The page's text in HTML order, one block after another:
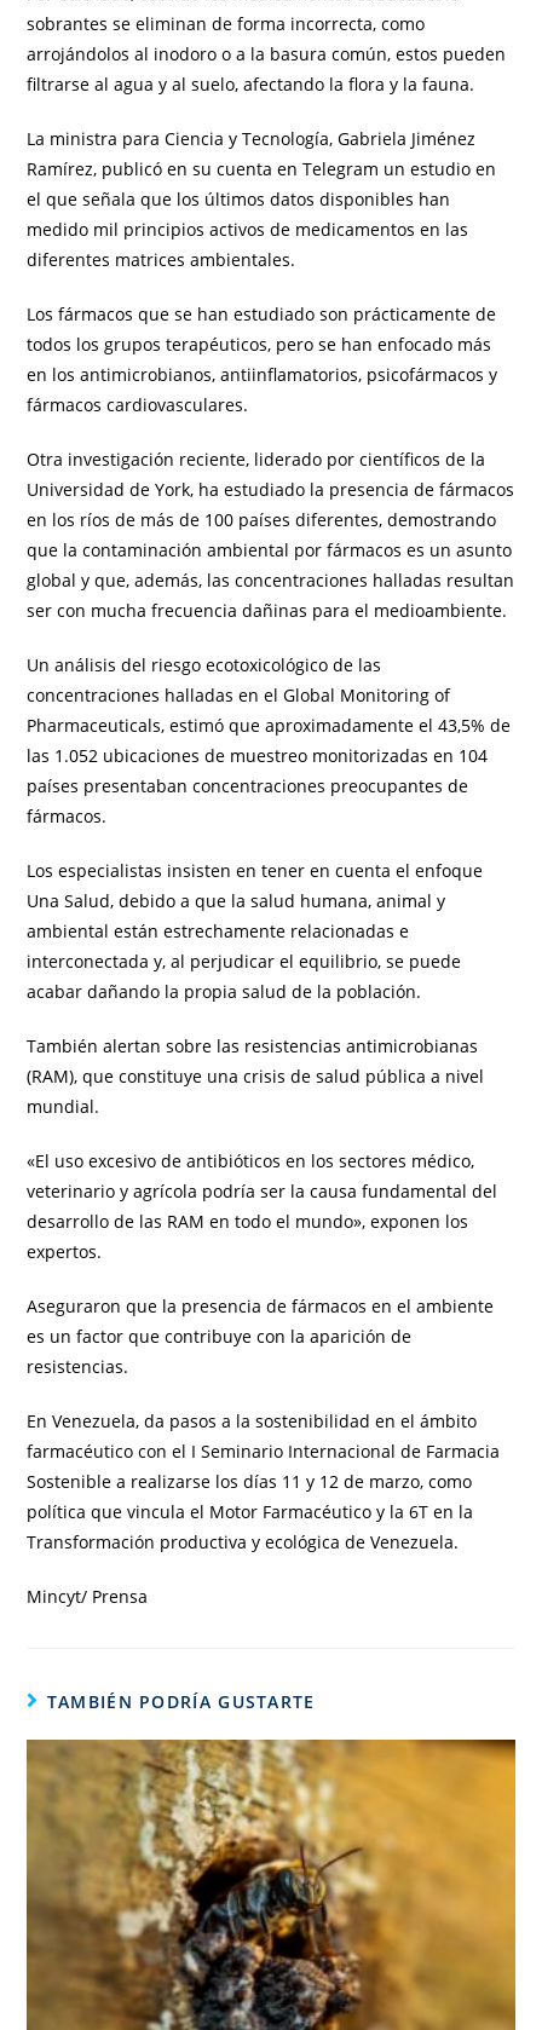
sobrantes se eliminan de forma incorrecta, como
arrojándolos al inodoro o a la basura común, estos pueden
filtrarse al agua y al suelo, afectando la flora y la fauna.
La ministra para Ciencia y Tecnología, Gabriela Jiménez
Ramírez, publicó en su cuenta en Telegram un estudio en
el que señala que los últimos datos disponibles han
medido mil principios activos de medicamentos en las
diferentes matrices ambientales.
Los fármacos que se han estudiado son prácticamente de
todos los grupos terapéuticos, pero se han enfocado más
en los antimicrobianos, antiinflamatorios, psicofármacos y
fármacos cardiovasculares.
Otra investigación reciente, liderado por científicos de la
Universidad de York, ha estudiado la presencia de fármacos
en los ríos de más de 100 países diferentes, demostrando
que la contaminación ambiental por fármacos es un asunto
global y que, además, las concentraciones halladas resultan
ser con mucha frecuencia dañinas para el medioambiente.
Un análisis del riesgo ecotoxicológico de las
concentraciones halladas en el Global Monitoring of
Pharmaceuticals, estimó que aproximadamente el 43,5% de
las 1.052 ubicaciones de muestreo monitorizadas en 104
países presentaban concentraciones preocupantes de
fármacos.
Los especialistas insisten en tener en cuenta el enfoque
Una Salud, debido a que la salud humana, animal y
ambiental están estrechamente relacionadas e
interconectada y, al perjudicar el equilibrio, se puede
acabar dañando la propia salud de la población.
También alertan sobre las resistencias antimicrobianas
(RAM), que constituye una crisis de salud pública a nivel
mundial.
«El uso excesivo de antibióticos en los sectores médico,
veterinario y agrícola podría ser la causa fundamental del
desarrollo de las RAM en todo el mundo», exponen los
expertos.
Aseguraron que la presencia de fármacos en el ambiente
es un factor que contribuye con la aparición de
resistencias.
En Venezuela, da pasos a la sostenibilidad en el ámbito
farmacéutico con el I Seminario Internacional de Farmacia
Sostenible a realizarse los días 11 y 12 de marzo, como
política que vincula el Motor Farmacéutico y la 6T en la
Transformación productiva y ecológica de Venezuela.
Mincyt/ Prensa
TAMBIÉN PODRÍA GUSTARTE